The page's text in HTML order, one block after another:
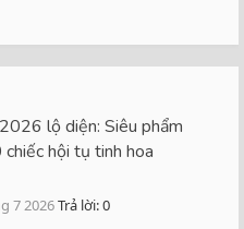
lộ diện: Siêu phẩm
hội tụ tinh hoa
7 2026Trả lời: 0